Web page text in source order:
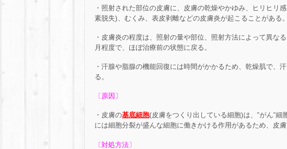
・照射された部位の皮膚に、皮膚の乾燥やかゆみ、ヒリヒリ
素脱失)、むくみ、表皮剥離などの皮膚炎が起こることがある。
・皮膚炎の程度は、照射の量や部位、照射方法によって異な
月程度で、ほぼ治療前の状態に戻る。
・汗腺や脂腺の機能回復には時間がかかるため、乾燥肌で、
る。
〔原因〕
・皮膚の基底細胞(皮膚をつくり出している細胞)は、‟がん”
には細胞分裂が盛んな細胞に働きかける作用があるため、皮
〔対処方法〕